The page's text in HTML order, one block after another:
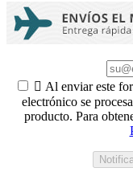
 Al enviar este
electrónico se
producto. Para